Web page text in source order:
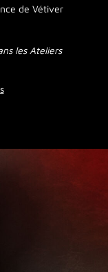
de Vétiver
les Ateliers